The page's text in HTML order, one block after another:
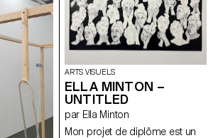
that hair do must have taken
hours and you look really pretty.
So why is everybody stressing
over this thing? I mean it's just
plastic, it's really just (she
breaks the crown). A piece for
Gretchen Wieners, a partial
Spring Fling Queen. A piece for
Janis Ian and a piece for
Regina George, she fractured
her spine and she still looks like
a rockstar, and some for
ARTS VISUELS
ELLA MINTON –
UNTITLED
par Ella Minton
Mon projet de diplôme est un